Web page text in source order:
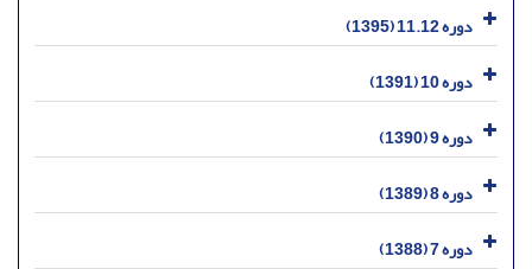
دوره 11.12 (1395)
دوره 10 (1391)
دوره 9 (1390)
دوره 8 (1389)
دوره 7 (1388)